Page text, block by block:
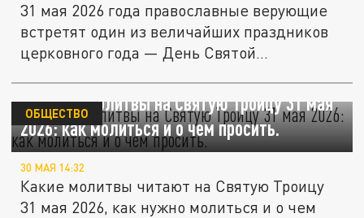
31 мая 2026 года православные верующие
встретят один из величайших праздников
церковного года — День Святой...
Главные молитвы на Святую Троицу 31 мая
2026: как молиться и о чем просить.
ОБЩЕСТВО
30 МАЯ 14:32
Какие молитвы читают на Святую Троицу
31 мая 2026, как нужно молиться и о чем